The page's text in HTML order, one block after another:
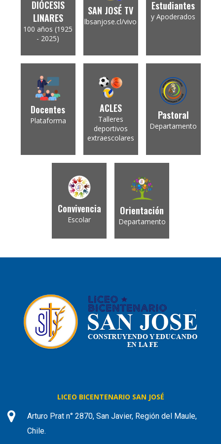
DIÓCESIS
LINARES
100 años (1925
- 2025)
SAN JOSÉ TV
lbsanjose.cl/vivo
Estudiantes
y Apoderados
Docentes
Plataforma
ACLES
Talleres
deportivos
extraescolares
Pastoral
Departamento
Convivencia
Escolar
Orientación
Departamento
LICEO BICENTENARIO SAN JOSÉ
Arturo Prat n° 2870, San Javier, Región del Maule,
Chile.